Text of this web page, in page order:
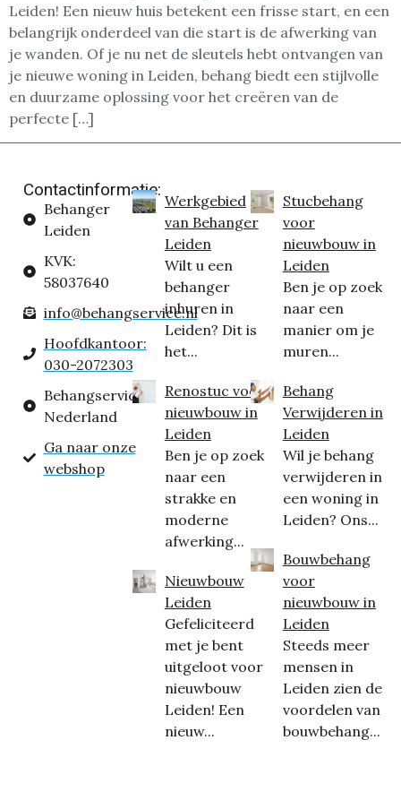
Leiden! Een nieuw huis betekent een frisse start, en een
belangrijk onderdeel van die start is de afwerking van
je wanden. Of je nu net de sleutels hebt ontvangen van
je nieuwe woning in Leiden, behang biedt een stijlvolle
en duurzame oplossing voor het creëren van de
perfecte […]
Contactinformatie:
Behanger
Leiden
KVK:
58037640
info@behangservice.nl
Hoofdkantoor:
030-2072303
Behangservice
Nederland
Ga naar onze
webshop
Werkgebied
van Behanger
Leiden
Wilt u een
behanger
inhuren in
Leiden? Dit is
het...
Renostuc voor
nieuwbouw in
Leiden
Ben je op zoek
naar een
strakke en
moderne
afwerking...
Nieuwbouw
Leiden
Gefeliciteerd
met je bent
uitgeloot voor
nieuwbouw
Leiden! Een
nieuw...
Stucbehang
voor
nieuwbouw in
Leiden
Ben je op zoek
naar een
manier om je
muren...
Behang
Verwijderen in
Leiden
Wil je behang
verwijderen in
een woning in
Leiden? Ons...
Bouwbehang
voor
nieuwbouw in
Leiden
Steeds meer
mensen in
Leiden zien de
voordelen van
bouwbehang...